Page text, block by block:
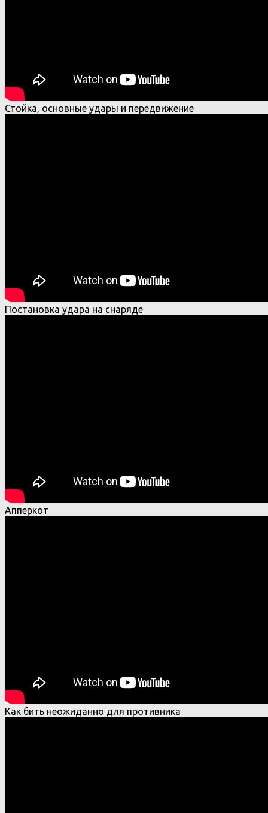
Стойка, основные удары и передвижение
Постановка удара на снаряде
Апперкот
Как бить неожиданно для противника